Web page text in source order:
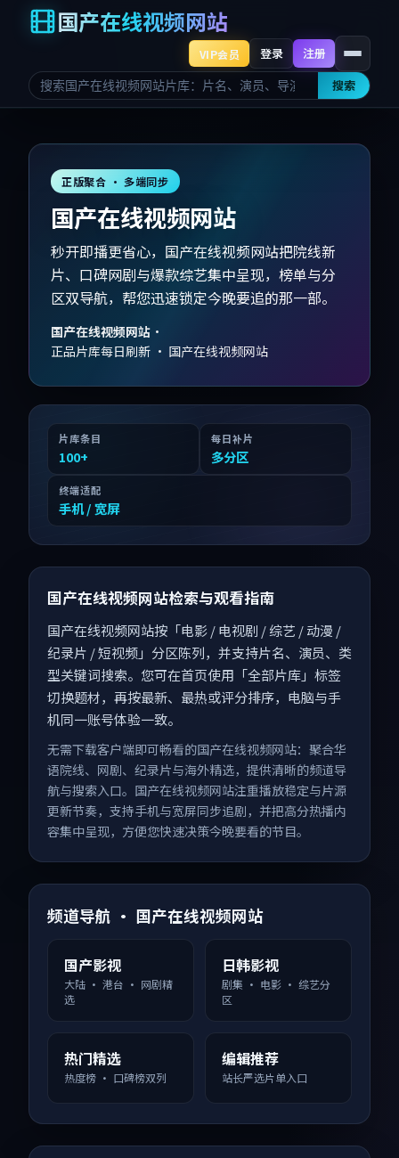
国产在线视频网站
搜索
VIP会员 登录 注册
正版聚合 · 多端同步
国产在线视频网站
秒开即播更省心，国产在线视频网站把院线新
片、口碑网剧与爆款综艺集中呈现，榜单与分
区双导航，帮您迅速锁定今晚要追的那一部。
国产在线视频网站 ·
正品片库每日刷新 · 国产在线视频网站
片库条目
100+
每日补片
多分区
终端适配
手机 / 宽屏
国产在线视频网站检索与观看指南
国产在线视频网站按「电影 / 电视剧 / 综艺 / 动漫 /
纪录片 / 短视频」分区陈列，并支持片名、演员、类
型关键词搜索。您可在首页使用「全部片库」标签
切换题材，再按最新、最热或评分排序，电脑与手
机同一账号体验一致。
无需下载客户端即可畅看的国产在线视频网站：聚合华
语院线、网剧、纪录片与海外精选，提供清晰的频道导
航与搜索入口。国产在线视频网站注重播放稳定与片源
更新节奏，支持手机与宽屏同步追剧，并把高分热播内
容集中呈现，方便您快速决策今晚要看的节目。
频道导航 · 国产在线视频网站
国产影视
大陆 · 港台 · 网剧精
选
日韩影视
剧集 · 电影 · 综艺分
区
热门精选
热度榜 · 口碑榜双列
编辑推荐
站长严选片单入口